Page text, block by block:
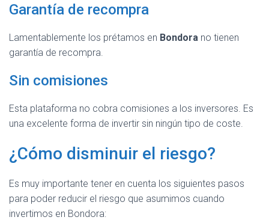
Garantía de recompra
Lamentablemente los prétamos en Bondora no tienen
garantía de recompra.
Sin comisiones
Esta plataforma no cobra comisiones a los inversores. Es
una excelente forma de invertir sin ningún tipo de coste.
¿Cómo disminuir el riesgo?
Es muy importante tener en cuenta los siguientes pasos
para poder reducir el riesgo que asumimos cuando
invertimos en Bondora: